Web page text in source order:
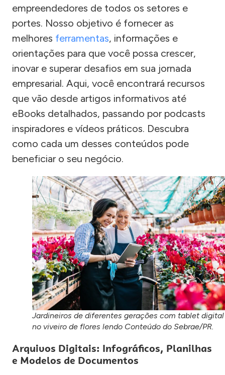
empreendedores de todos os setores e
portes. Nosso objetivo é fornecer as
melhores ferramentas, informações e
orientações para que você possa crescer,
inovar e superar desafios em sua jornada
empresarial. Aqui, você encontrará recursos
que vão desde artigos informativos até
eBooks detalhados, passando por podcasts
inspiradores e vídeos práticos. Descubra
como cada um desses conteúdos pode
beneficiar o seu negócio.
Jardineiros de diferentes gerações com tablet digital
no viveiro de flores lendo Conteúdo do Sebrae/PR.
Arquivos Digitais: Infográficos, Planilhas
e Modelos de Documentos